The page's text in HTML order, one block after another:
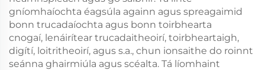
gníomhaíochta éagsúla againn agus spreagaimid
bonn trucadaíochta agus bonn toirbhearta
cnogaí, lenáirítear trucadaitheoirí, toirbheartaigh,
digítí, loitritheoirí, agus s.a., chun ionsaithe do roinnt
seánna ghairmiúla agus scéalta. Tá líomhaint